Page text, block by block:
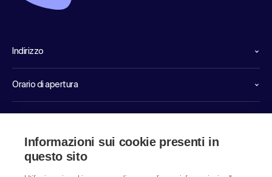
Indirizzo
Orario di apertura
Informazioni sui cookie presenti in
questo sito